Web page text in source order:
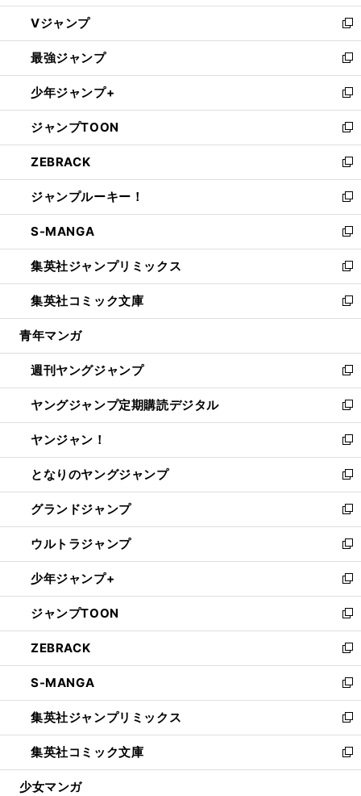
ウ
ィ
ン
ド
ウ
で
開
く
し
い
ウ
ィ
ン
ド
ウ
で
開
く
Vジャンプ
新
し
い
ウ
ィ
ン
ド
ウ
で
開
く
最強ジャンプ
新
し
い
ウ
ィ
ン
ド
ウ
で
開
く
少年ジャンプ+
新
し
い
ウ
ィ
ン
ド
ウ
で
開
く
ジャンプTOON
新
し
い
ウ
ィ
ン
ド
ウ
で
開
く
ZEBRACK
新
し
い
ウ
ィ
ン
ド
ウ
で
開
ジャンプルーキー！
新
し
い
ウ
ィ
ン
ド
ウ
開
く
S-MANGA
新
し
い
ウ
ィ
ン
ウ
で
開
く
集英社ジャンプリミックス
新
し
い
ウ
ン
ド
ウ
で
開
く
集英社コミック文庫
新
し
ウ
ィ
ン
ド
ウ
で
開
く
青年マンガ
週刊ヤングジャンプ
新
し
い
ウ
ィ
ン
ド
ウ
で
開
く
ヤングジャンプ定期購読デジタル
新
し
い
ウ
ィ
ン
ド
ウ
で
開
く
ヤンジャン！
新
し
い
ウ
ィ
ン
ド
ウ
で
開
く
となりのヤングジャンプ
新
し
い
ウ
ィ
ン
ド
ウ
で
開
く
グランドジャンプ
新
し
い
ウ
ィ
ン
ド
ウ
で
開
く
ウルトラジャンプ
新
し
い
ウ
ィ
ン
ド
ウ
で
開
く
少年ジャンプ+
新
し
い
ウ
ィ
ン
ド
ウ
で
開
く
ジャンプTOON
新
し
い
ウ
ィ
ン
ド
ウ
で
開
ZEBRACK
新
し
い
ウ
ィ
ン
ド
ウ
S-MANGA
新
し
い
ウ
ィ
ン
集英社ジャンプリミックス
新
し
い
ウ
集英社コミック文庫
新
し
少女マンガ